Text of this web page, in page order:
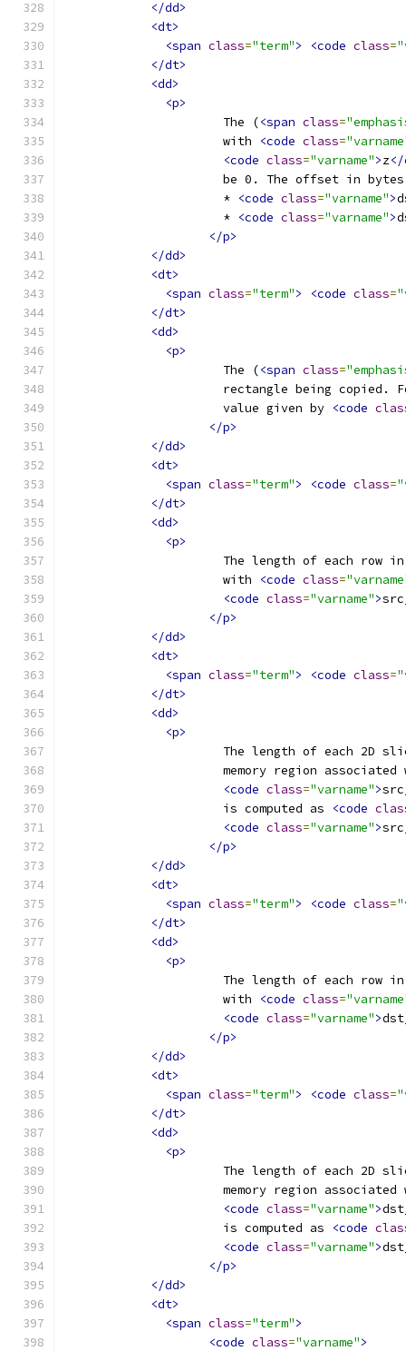
</dd>
<dt>
<span class="term"> <code class=
</dt>
<dd>
<p>
                      The (
<span class=
                      with
<code class=
<code class="varname">z</
be 0. The offset in
                      *
<code class="varname">
                      *
<code class="varname">
</p>
</dd>
<dt>
<span class="term"> <code class=
</dt>
<dd>
<p>
                      The (
<span class=
rectangle being copied.
                      value given by
<code
</p>
</dd>
<dt>
<span class="term"> <code class=
</dt>
<dd>
<p>
The length of each row
                      with
<code class=
<code class="varname">
</p>
</dd>
<dt>
<span class="term"> <code class=
</dt>
<dd>
<p>
The length of each 2D
memory region
<code class="varname">
                      is computed as
<code
<code class="varname">
</p>
</dd>
<dt>
<span class="term"> <code class=
</dt>
<dd>
<p>
The length of each row
                      with
<code class=
<code class="varname">
</p>
</dd>
<dt>
<span class="term"> <code class=
</dt>
<dd>
<p>
The length of each 2D
memory region
<code class="varname">
                      is computed as
<code
<code class="varname">
</p>
</dd>
<dt>
<span class="term">
<code class="varname">